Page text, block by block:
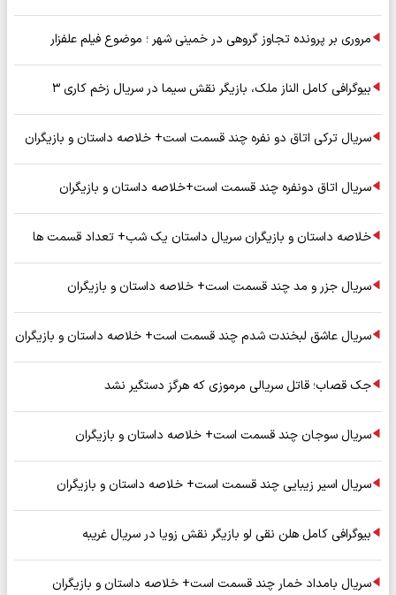
مروری بر پرونده تجاوز گروهی در خمینی شهر ؛ موضوع فیلم علفزار
بیوگرافی کامل الناز ملک، بازیگر نقش سیما در سریال زخم کاری ۳
سریال ترکی اتاق دو نفره چند قسمت است+ خلاصه داستان و بازیگران
سریال اتاق دونفره چند قسمت است+خلاصه داستان و بازیگران
خلاصه داستان و بازیگران سریال داستان یک شب+ تعداد قسمت ها
سریال جزر و مد چند قسمت است+ خلاصه داستان و بازیگران
سریال عاشق لبخندت شدم چند قسمت است+ خلاصه داستان و بازیگران
جک قصاب؛ قاتل سریالی مرموزی که هرگز دستگیر نشد
سریال سوجان چند قسمت است+ خلاصه داستان و بازیگران
سریال اسیر زیبایی چند قسمت است+ خلاصه داستان و بازیگران
بیوگرافی کامل هلن نقی لو بازیگر نقش زویا در سریال غریبه
سریال بامداد خمار چند قسمت است+ خلاصه داستان و بازیگران